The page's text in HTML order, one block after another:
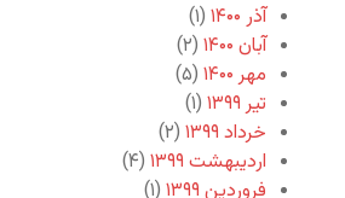
آذر ۱۴۰۰
(۱)
آبان ۱۴۰۰
(۲)
مهر ۱۴۰۰
(۵)
تیر ۱۳۹۹
(۱)
خرداد ۱۳۹۹
(۲)
اردیبهشت ۱۳۹۹
(۴)
فروردین ۱۳۹۹
(۱)